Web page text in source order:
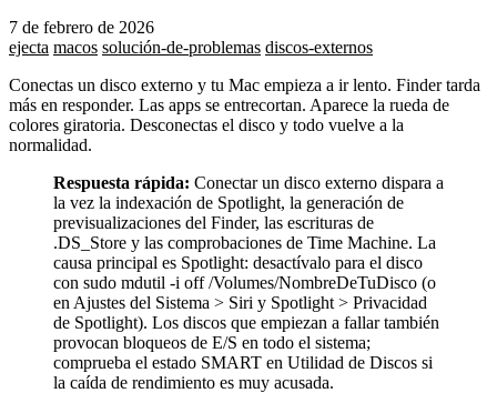
7 de febrero de 2026
ejecta macos solución-de-problemas discos-externos
Conectas un disco externo y tu Mac empieza a ir lento. Finder tarda
más en responder. Las apps se entrecortan. Aparece la rueda de
colores giratoria. Desconectas el disco y todo vuelve a la
normalidad.
Respuesta rápida: Conectar un disco externo dispara a
la vez la indexación de Spotlight, la generación de
previsualizaciones del Finder, las escrituras de
.DS_Store y las comprobaciones de Time Machine. La
causa principal es Spotlight: desactívalo para el disco
con sudo mdutil -i off /Volumes/NombreDeTuDisco (o
en Ajustes del Sistema > Siri y Spotlight > Privacidad
de Spotlight). Los discos que empiezan a fallar también
provocan bloqueos de E/S en todo el sistema;
comprueba el estado SMART en Utilidad de Discos si
la caída de rendimiento es muy acusada.